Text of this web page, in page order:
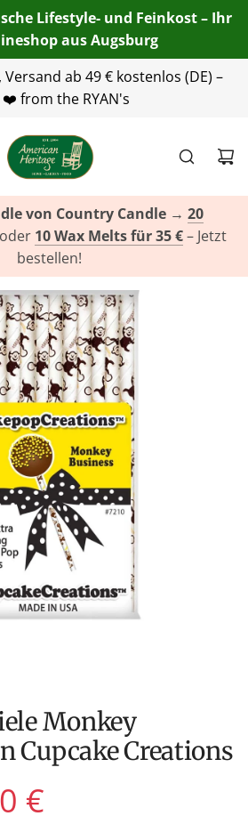
Lifestyle- und Feinkost – Ihr
aus Augsburg
ab 49 € kostenlos (DE) –
from the RYAN's
254 00 | E-Mail:info@american-
+49(0)151 116 719 10
von Country Candle → 20
10 Wax Melts für 35 €– Jetzt
bestellen!
Cupcake Creations
€